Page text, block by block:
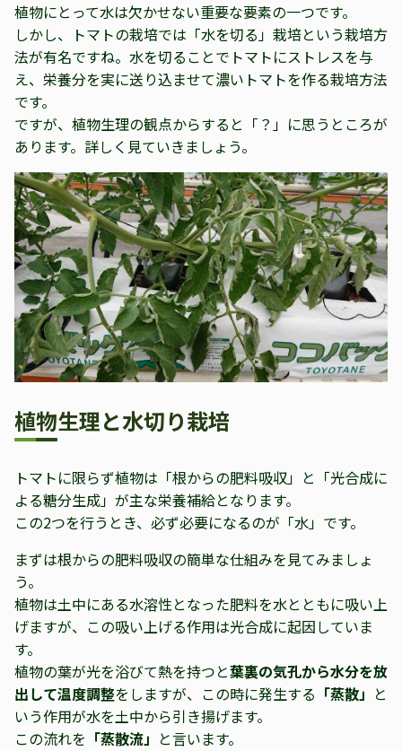
植物にとって水は欠かせない重要な要素の一つです。
しかし、トマトの栽培では「水を切る」栽培という栽培方
法が有名ですね。水を切ることでトマトにストレスを与
え、栄養分を実に送り込ませて濃いトマトを作る栽培方法
です。
ですが、植物生理の観点からすると「？」に思うところが
あります。詳しく見ていきましょう。
植物生理と水切り栽培
トマトに限らず植物は「根からの肥料吸収」と「光合成に
よる糖分生成」が主な栄養補給となります。
この2つを行うとき、必ず必要になるのが「水」です。
まずは根からの肥料吸収の簡単な仕組みを見てみましょ
う。
植物は土中にある水溶性となった肥料を水とともに吸い上
げますが、この吸い上げる作用は光合成に起因していま
す。
植物の葉が光を浴びて熱を持つと葉裏の気孔から水分を放
出して温度調整をしますが、この時に発生する 「蒸散」 と
いう作用が水を土中から引き揚げます。
この流れを 「蒸散流」 と言います。